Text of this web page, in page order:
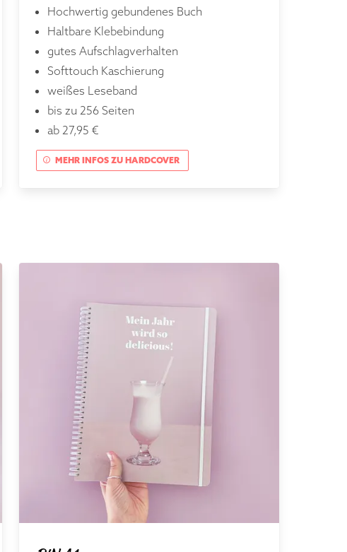
Hochwertig gebundenes Buch
Haltbare Klebebindung
gutes Aufschlagverhalten
Softtouch Kaschierung
weißes Leseband
bis zu 256 Seiten
ab 27,95 €
MEHR INFOS ZU HARDCOVER